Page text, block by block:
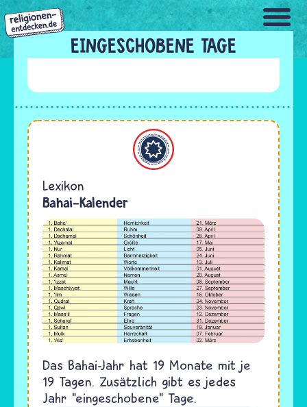
Direkt
zum
Inhalt
EINGESCHOBENE TAGE
Bahaitum
Lexikon
Bahai-Kalender
Das Bahai-Jahr hat 19 Monate mit je
19 Tagen. Zusätzlich gibt es jedes
Jahr "eingeschobene" Tage.